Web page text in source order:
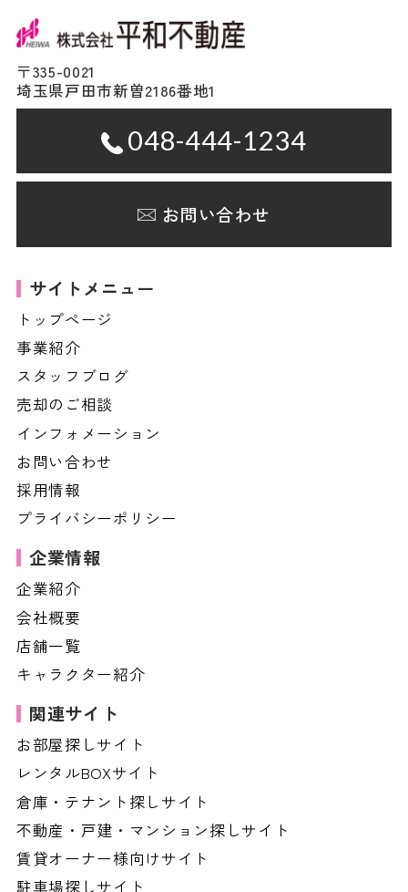
〒335-0021
埼玉県戸田市新曽2186番地1
048-444-1234
お問い合わせ
サイトメニュー
トップページ
事業紹介
スタッフブログ
売却のご相談
インフォメーション
お問い合わせ
採用情報
プライバシーポリシー
企業情報
企業紹介
会社概要
店舗一覧
キャラクター紹介
関連サイト
お部屋探しサイト
レンタルBOXサイト
倉庫・テナント探しサイト
不動産・戸建・マンション探しサイト
賃貸オーナー様向けサイト
駐車場探しサイト